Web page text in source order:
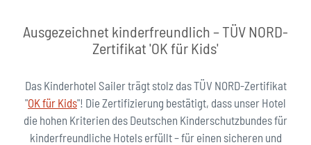
Ausgezeichnet kinderfreundlich – TÜV NORD-
Zertifikat 'OK für Kids'
Das Kinderhotel Sailer trägt stolz das TÜV NORD-Zertifikat
"OK für Kids"! Die Zertifizierung bestätigt, dass unser Hotel
die hohen Kriterien des Deutschen Kinderschutzbundes für
kinderfreundliche Hotels erfüllt – für einen sicheren und